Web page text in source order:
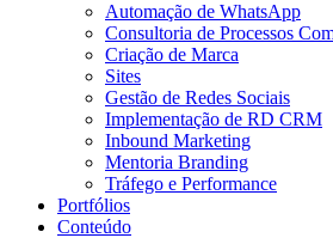
Automação de WhatsApp
Consultoria de Processos
Criação de Marca
Sites
Gestão de Redes Sociais
Implementação de RD CRM
Inbound Marketing
Mentoria Branding
Tráfego e Performance
Portfólios
Conteúdo